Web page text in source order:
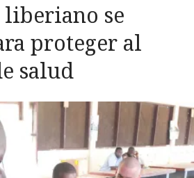
se
proteger al
salud